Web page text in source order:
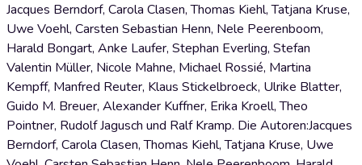
Jacques Berndorf, Carola Clasen, Thomas Kiehl, Tatjana Kruse,
Uwe Voehl, Carsten Sebastian Henn, Nele Peerenboom,
Harald Bongart, Anke Laufer, Stephan Everling, Stefan
Valentin Müller, Nicole Mahne, Michael Rossié, Martina
Kempff, Manfred Reuter, Klaus Stickelbroeck, Ulrike Blatter,
Guido M. Breuer, Alexander Kuffner, Erika Kroell, Theo
Pointner, Rudolf Jagusch und Ralf Kramp. Die Autoren:Jacques
Berndorf, Carola Clasen, Thomas Kiehl, Tatjana Kruse, Uwe